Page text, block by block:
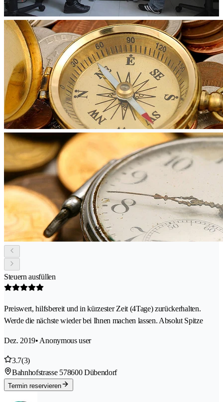
Steuern ausfüllen
Preiswert, hilfsbereit und in kürzester Zeit (4Tage) zurückerhalten.
Werde die nächste wieder bei Ihnen machen lassen. Absolut Spitze
Dez. 2019• Anonymous user
3.7(3)
Bahnhofstrasse 578600 Dübendorf
Termin reservieren